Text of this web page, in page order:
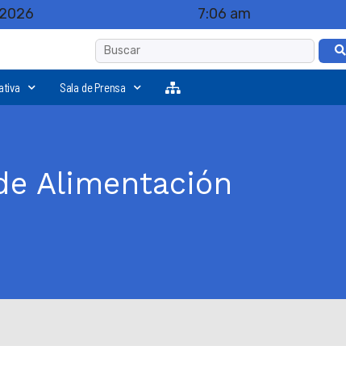
7:06 am
Sala de Prensa
Alimentación